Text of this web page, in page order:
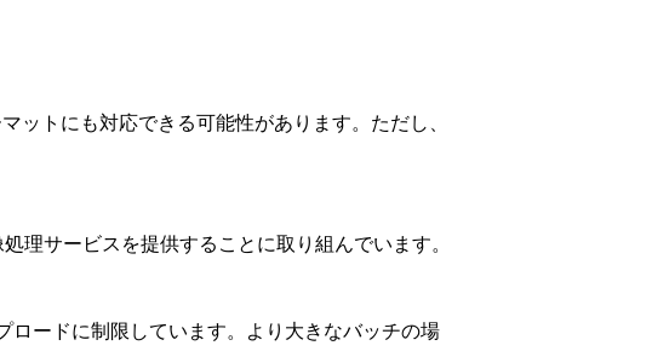
トにも対応できる可能性があります。ただし、
サービスを提供することに取り組んでいます。
ードに制限しています。より大きなバッチの場